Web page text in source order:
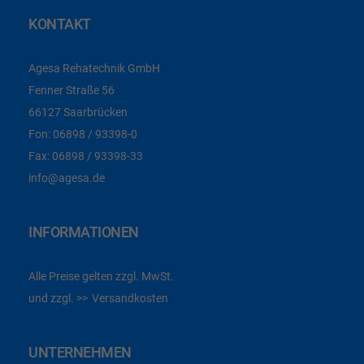
KONTAKT
Agesa Rehatechnik GmbH
Fenner Straße 56
66127 Saarbrücken
Fon: 06898 / 93398-0
Fax: 06898 / 93398-33
info@agesa.de
INFORMATIONEN
Alle Preise gelten zzgl. MwSt.
und zzgl.
Versandkosten
UNTERNEHMEN